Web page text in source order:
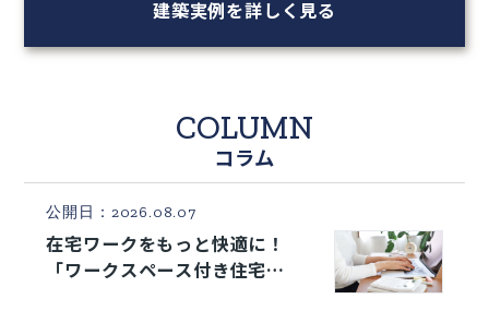
建築実例を詳しく見る
COLUMN
コラム
公開日：2026.08.07
在宅ワークをもっと快適に！
「ワークスペース付き住宅」